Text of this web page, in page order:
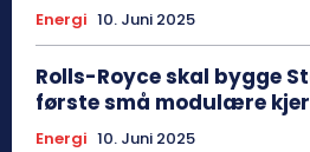
Energi 10. Juni 2025
Rolls-Royce skal bygge
første små modulære
Energi 10. Juni 2025